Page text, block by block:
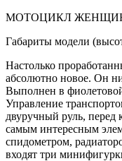
МОТОЦИКЛ
Габариты модели
Настолько
абсолютно новое. Он
Выполнен в
Управление
двуручный руль, перед
самым интересным
спидометром,
входят три